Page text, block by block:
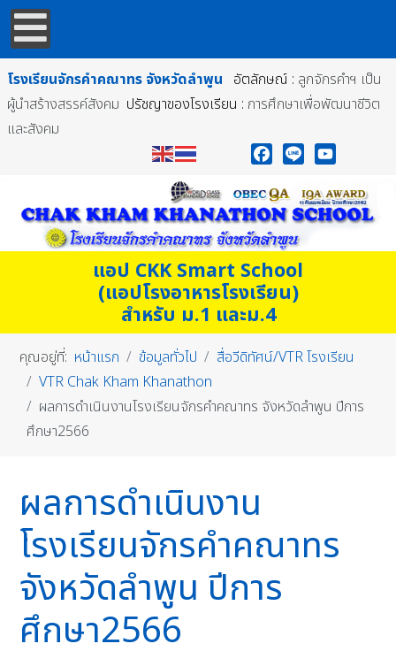
โรงเรียนจักรคำคณาทร จังหวัดลำพูน อัตลักษณ์ : ลูกจักรคำฯ เป็น
ผู้นำสร้างสรรค์สังคม ปรัชญาของโรงเรียน : การศึกษาเพื่อพัฒนาชีวิต
และสังคม
แอป CKK Smart School
(แอปโรงอาหารโรงเรียน)
สำหรับ ม.1 และม.4
คุณอยู่ที่: หน้าแรก ข้อมูลทั่วไป
สื่อวีดิทัศน์/VTR โรงเรียน
VTR Chak Kham Khanathon
ผลการดำเนินงานโรงเรียนจักรคำคณาทร จังหวัดลำพูน ปีการ
ศึกษา2566
ผลการดำเนินงาน
โรงเรียนจักรคำคณาทร
จังหวัดลำพูน ปีการ
ศึกษา2566